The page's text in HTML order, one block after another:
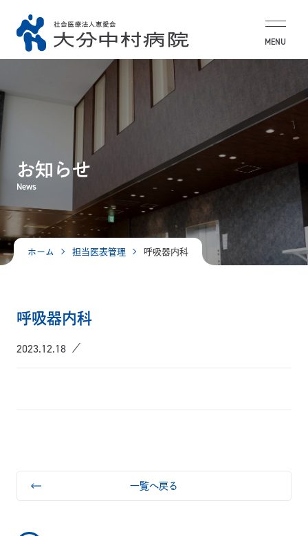
MENU
お知らせ
News
ホーム 担当医表管理 呼吸器内科
呼吸器内科
2023.12.18
一覧へ戻る